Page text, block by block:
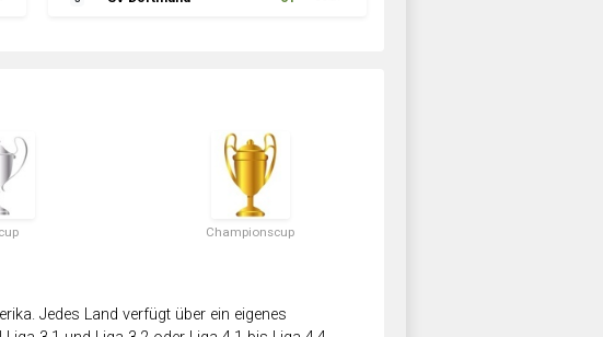
Championscup
Jedes Land verfügt über ein eigenes